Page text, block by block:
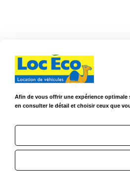
Afin de vous offrir une expérience optimale
en consulter le détail et choisir ceux que